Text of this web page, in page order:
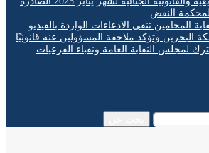
النقض
تنفي الادعاءات الواردة بالفيديو
وتؤكد ملاحقة المسؤولين عنه قانونيًا
النقابة العامة ونقباء الفرعيات